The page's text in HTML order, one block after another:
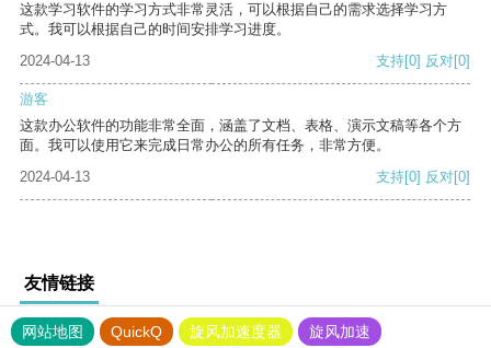
这款学习软件的学习方式非常灵活，可以根据自己的需求选择学习方
式。我可以根据自己的时间安排学习进度。
2024-04-13
支持[0] 反对[0]
游客
这款办公软件的功能非常全面，涵盖了文档、表格、演示文稿等各个方
面。我可以使用它来完成日常办公的所有任务，非常方便。
2024-04-13
支持[0] 反对[0]
友情链接
网站地图 QuickQ 旋风加速度器
旋风加速